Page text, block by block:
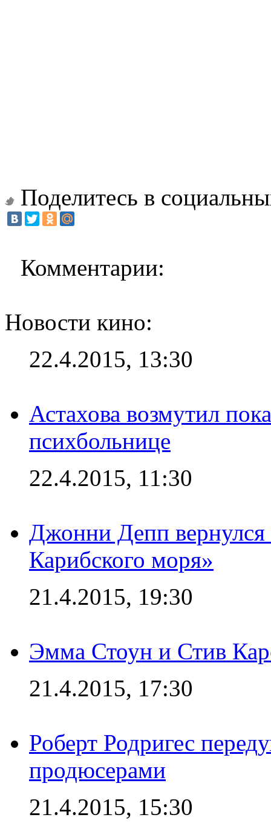
Поделитесь в
Комментарии:
Новости кино:
22.4.2015, 13:30
Астахова возмутил
психбольнице
22.4.2015, 11:30
Джонни Депп
Карибского моря»
21.4.2015, 19:30
Эмма Стоун и Стив
21.4.2015, 17:30
Роберт Родригес
продюсерами
21.4.2015, 15:30